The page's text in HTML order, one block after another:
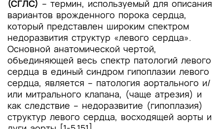
(СГЛС) – термин, используемый для описания
вариантов врожденного порока сердца,
который представлен широким спектром
недоразвития структур «левого сердца».
Основной анатомической чертой,
объединяющей весь спектр патологий левого
сердца в единый синдром гипоплазии левого
сердца, является – патология аортального и/
или митрального клапана, (чаще атрезия) и
как следствие – недоразвитие (гипоплазия)
структур левого сердца, восходящей аорты и